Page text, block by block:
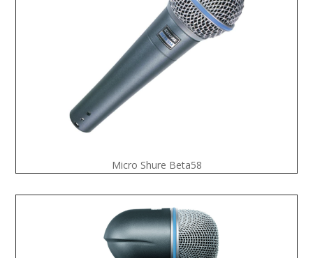
Micro Shure Beta58